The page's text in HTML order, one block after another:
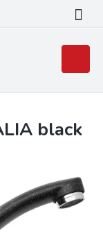
košík
black